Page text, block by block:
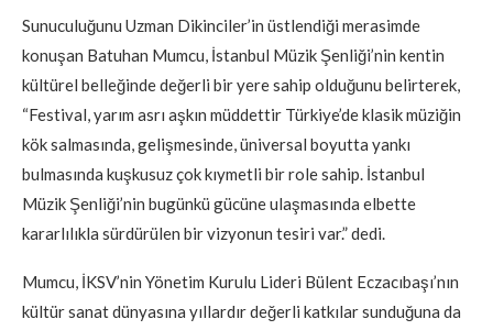
Sunuculuğunu Uzman Dikinciler’in üstlendiği merasimde
konuşan Batuhan Mumcu, İstanbul Müzik Şenliği’nin kentin
kültürel belleğinde değerli bir yere sahip olduğunu belirterek,
“Festival, yarım asrı aşkın müddettir Türkiye’de klasik müziğin
kök salmasında, gelişmesinde, üniversal boyutta yankı
bulmasında kuşkusuz çok kıymetli bir role sahip. İstanbul
Müzik Şenliği’nin bugünkü gücüne ulaşmasında elbette
kararlılıkla sürdürülen bir vizyonun tesiri var.” dedi.
Mumcu, İKSV’nin Yönetim Kurulu Lideri Bülent Eczacıbaşı’nın
kültür sanat dünyasına yıllardır değerli katkılar sunduğuna da